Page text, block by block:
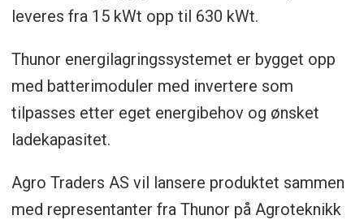
leveres fra 15 kWt opp til 630 kWt.
Thunor energilagringssystemet er bygget opp
med batterimoduler med invertere som
tilpasses etter eget energibehov og ønsket
ladekapasitet.
Agro Traders AS vil lansere produktet sammen
med representanter fra Thunor på Agroteknikk